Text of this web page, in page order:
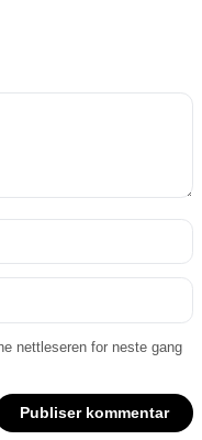
nettleseren for neste gang